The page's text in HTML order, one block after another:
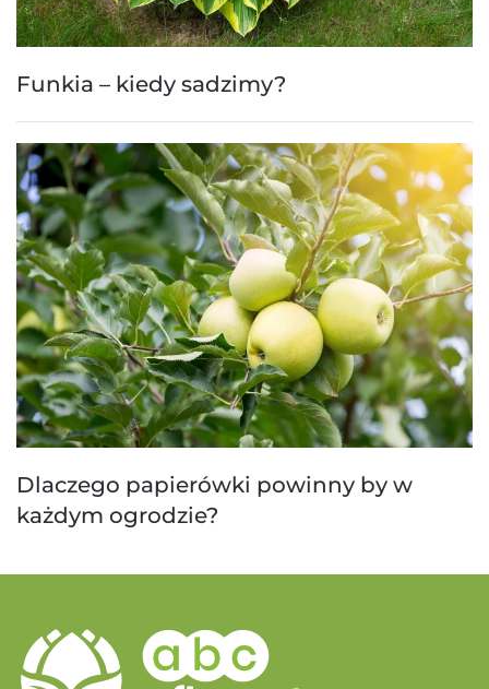
Funkia – kiedy sadzimy?
Dlaczego papierówki powinny by w
każdym ogrodzie?